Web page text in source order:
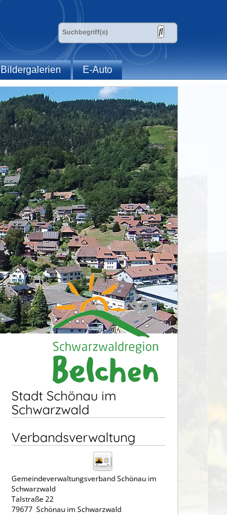
Bildergalerien
E-Auto
Stadt Schönau im
Schwarzwald
Verbandsverwaltung
Gemeindeverwaltungsverband Schönau im
Schwarzwald
Talstraße 22
79677 Schönau im Schwarzwald